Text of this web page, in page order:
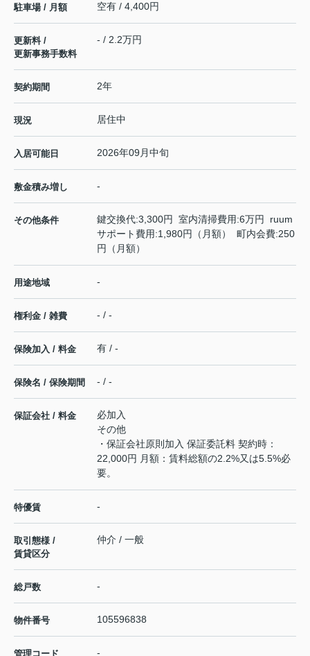
駐車場 / 月額 空有 / 4,400円
更新料 /
更新事務手数料
- / 2.2万円
契約期間 2年
現況 居住中
入居可能日 2026年09月中旬
敷金積み増し -
その他条件
鍵交換代:3,300円 室内清掃費用:6万円 ruum
サポート費用:1,980円（月額） 町内会費:250
円（月額）
用途地域 -
権利金 / 雑費 - / -
保険加入 / 料金 有 / -
保険名 / 保険期間 - / -
保証会社 / 料金
必加入
その他
・保証会社原則加入 保証委託料 契約時：
22,000円 月額：賃料総額の2.2%又は5.5%必
要。
特優賃 -
取引態様 /
賃貸区分
仲介 / 一般
総戸数 -
物件番号 105596838
管理コード -